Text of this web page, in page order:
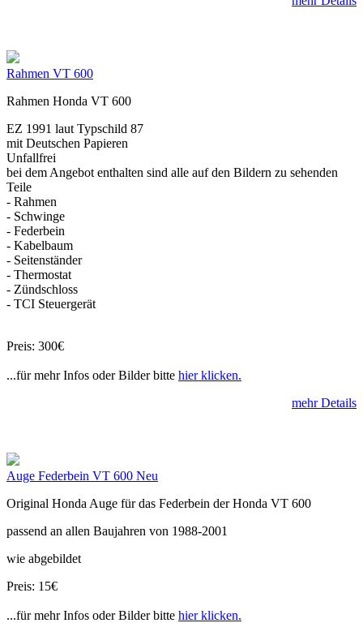
Rahmen VT 600
Rahmen Honda VT 600
EZ 1991 laut Typschild 87
mit Deutschen Papieren
Unfallfrei
bei dem Angebot enthalten sind alle auf den Bildern zu sehenden
Teile
- Rahmen
- Schwinge
- Federbein
- Kabelbaum
- Seitenständer
- Thermostat
- Zündschloss
- TCI Steuergerät
Preis: 300€
...für mehr Infos oder Bilder bitte hier klicken.
mehr Details
Auge Federbein VT 600 Neu
Original Honda Auge für das Federbein der Honda VT 600
passend an allen Baujahren von 1988-2001
wie abgebildet
Preis: 15€
...für mehr Infos oder Bilder bitte hier klicken.